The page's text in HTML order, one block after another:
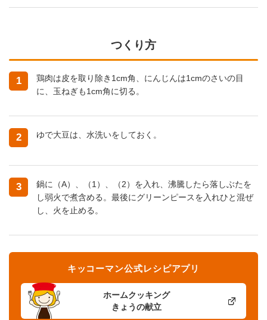
つくり方
1
鶏肉は皮を取り除き1cm角、にんじんは1cmのさいの目
に、玉ねぎも1cm角に切る。
2 ゆで大豆は、水洗いをしておく。
3
鍋に（A）、（1）、（2）を入れ、沸騰したら落しぶたを
し弱火で煮含める。最後にグリーンピースを入れひと混ぜ
し、火を止める。
ホームクッキング
きょうの献立
キッコーマン公式レシピアプリ